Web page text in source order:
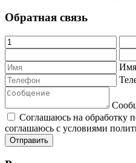
Обратная связь
Соглашаюсь на обработку
соглашаюсь с условиями